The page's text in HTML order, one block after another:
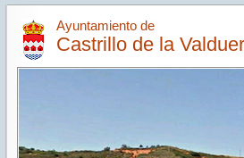
Ayuntamiento de
Castrillo de la